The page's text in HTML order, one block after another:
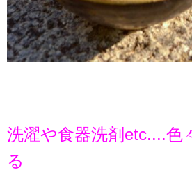
洗濯や食器洗剤etc....色
る